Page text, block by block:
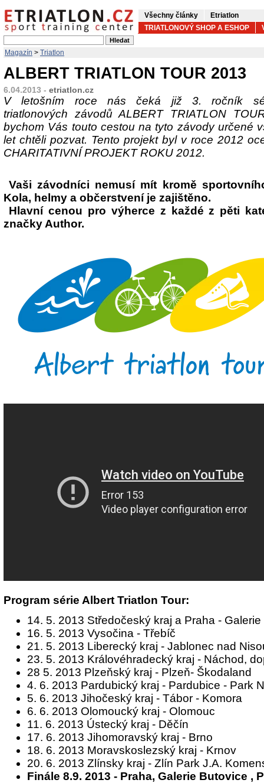
Všechny články
Etriatlon
TRIATLONOVÝ SHOP A ESHOP
Magazín > Triatlon
ALBERT TRIATLON TOUR 2013
6.04.2013 - etriatlon.cz
V letošním roce nás čeká již 3. ročník
triatlonových závodů ALBERT TRIATLON
bychom Vás touto cestou na tyto závody určené
let chtěli pozvat. Tento projekt byl v roce 2012
CHARITATIVNÍ PROJEKT ROKU 2012.
Vaši závodníci nemusí mít kromě
Kola, helmy a občerstvení je zajištěno.
Hlavní cenou pro výherce z každé z pěti
značky Author.
Program série Albert Triatlon Tour:
14. 5. 2013 Středočeský kraj a Praha -
16. 5. 2013 Vysočina - Třebíč
21. 5. 2013 Liberecký kraj - Jablonec nad
23. 5. 2013 Královéhradecký kraj - Náchod,
28 5. 2013 Plzeňský kraj - Plzeň- Škodaland
4. 6. 2013 Pardubický kraj - Pardubice - Park
5. 6. 2013 Jihočeský kraj - Tábor - Komora
6. 6. 2013 Olomoucký kraj - Olomouc
11. 6. 2013 Ústecký kraj - Děčín
17. 6. 2013 Jihomoravský kraj - Brno
18. 6. 2013 Moravskoslezský kraj - Krnov
20. 6. 2013 Zlínsky kraj - Zlín Park J.A.
Finále 8.9. 2013 - Praha, Galerie Butovice ,